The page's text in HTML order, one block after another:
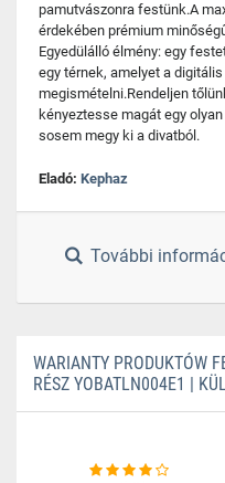
pamutvászonra festünk.A
érdekében prémium
Egyedülálló élmény: egy
egy térnek, amelyet a
megismételni.Rendeljen
kényeztesse magát egy
sosem megy ki a divatból.
Eladó: Kephaz
További
WARIANTY PRODUKTÓW
RÉSZ YOBATLN004E1 |